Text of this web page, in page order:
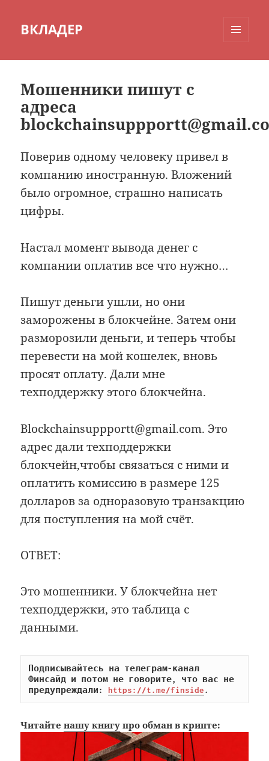
ВКЛАДЕР
Мошенники пишут с
адреса
Поверив одному человеку привел в
компанию иностранную. Вложений
было огромное, страшно написать
цифры.
Настал момент вывода денег с
компании оплатив все что нужно…
Пишут деньги ушли, но они
заморожены в блокчейне. Затем они
разморозили деньги, и теперь чтобы
перевести на мой кошелек, вновь
просят оплату. Дали мне
техподдержку этого блокчейна.
Blockchainsuppportt@gmail.com. Это
адрес дали техподдержки
блокчейн,чтобы связаться с ними и
оплатить комиссию в размере 125
долларов за одноразовую транзакцию
для поступления на мой счёт.
ОТВЕТ:
Это мошенники. У блокчейна нет
техподдержки, это таблица с
данными.
Подписывайтесь на телеграм-канал
Финсайд и потом не говорите, что вас не
предупреждали: https://t.me/finside.
Читайтенашу книгу про обман в крипте: